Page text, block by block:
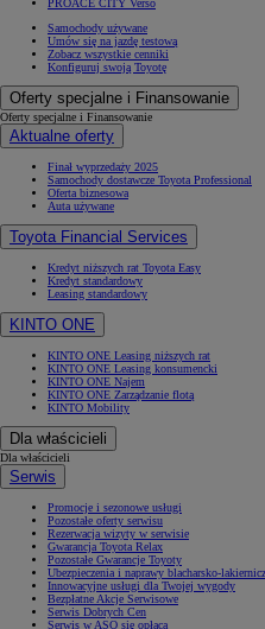
PROACE CITY Verso
Samochody używane
Umów się na jazdę testową
Zobacz wszystkie cenniki
Konfiguruj swoją Toyotę
Oferty specjalne i Finansowanie
Oferty specjalne i Finansowanie
Aktualne oferty
Finał wyprzedaży 2025
Samochody dostawcze Toyota Professional
Oferta biznesowa
Auta używane
Toyota Financial Services
Kredyt niższych rat Toyota Easy
Kredyt standardowy
Leasing standardowy
KINTO ONE
KINTO ONE Leasing niższych rat
KINTO ONE Leasing konsumencki
KINTO ONE Najem
KINTO ONE Zarządzanie flotą
KINTO Mobility
Dla właścicieli
Dla właścicieli
Serwis
Promocje i sezonowe usługi
Pozostałe oferty serwisu
Rezerwacja wizyty w serwisie
Gwarancja Toyota Relax
Pozostałe Gwarancje Toyoty
Ubezpieczenia i naprawy blacharsko-
Innowacyjne usługi dla Twojej wygody
Bezpłatne Akcje Serwisowe
Serwis Dobrych Cen
Serwis w ASO się opłaca